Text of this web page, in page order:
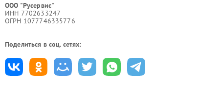
ООО "Русервис"
ИНН 7702633247
ОГРН 1077746335776
Поделиться в соц. сетях: